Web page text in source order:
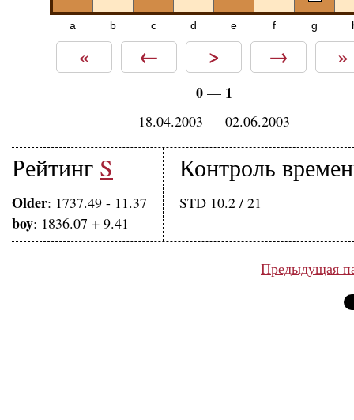
a b c d e f g
« ← > → »
0— 1
18.04.2003 — 02.06.2003
Рейтинг S
Older: 1737.49 - 11.37
boy: 1836.07 + 9.41
Контроль
STD 10.2 / 21
Предыдущая